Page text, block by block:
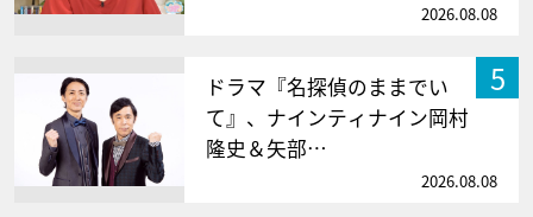
2026.08.08
5
ドラマ『名探偵のままでい
て』、ナインティナイン岡村
隆史＆矢部…
2026.08.08